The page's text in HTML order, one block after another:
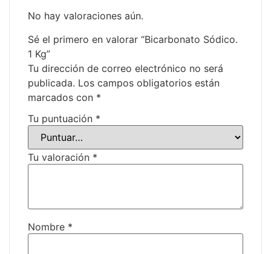
No hay valoraciones aún.
Sé el primero en valorar “Bicarbonato Sódico.
1 Kg”
Tu dirección de correo electrónico no será
publicada. Los campos obligatorios están
marcados con *
Tu puntuación *
Tu valoración *
Nombre *